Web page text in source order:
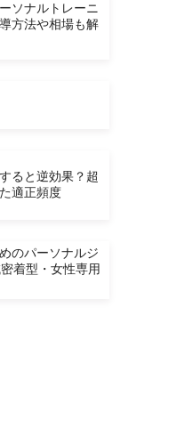
ソナルトレーニ
方法や相場も解
ると逆効果？超
適正頻度
のパーソナルジ
着型・女性専用